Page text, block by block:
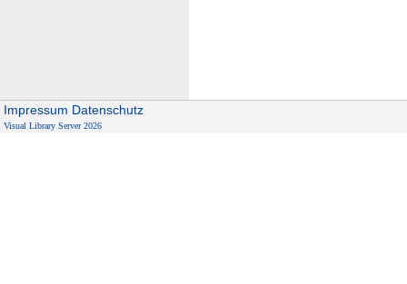
Impressum Datenschutz
Visual Library Server 2026